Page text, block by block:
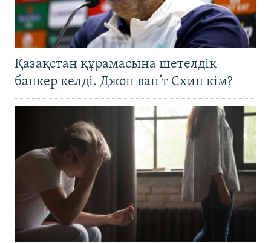
Қазақстан құрамасына шетелдік
бапкер келді. Джон ван’т Схип кім?